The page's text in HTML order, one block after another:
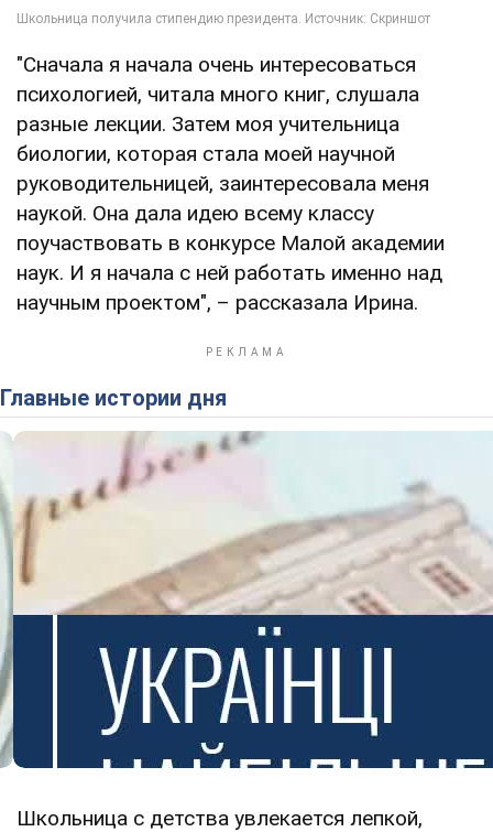
"Сначала я начала очень интересоваться
психологией, читала много книг, слушала
разные лекции. Затем моя учительница
биологии, которая стала моей научной
руководительницей, заинтересовала меня
наукой. Она дала идею всему классу
поучаствовать в конкурсе Малой академии
наук. И я начала с ней работать именно над
научным проектом", – рассказала Ирина.
Главные истории дня
Школьница с детства увлекается лепкой,